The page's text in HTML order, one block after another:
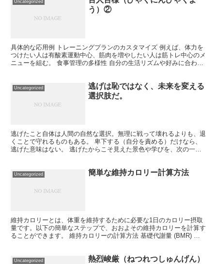
Uncategorized
う）②
具体的な応用例 トレーニングプランのカスタマイズ 例えば、体力を
つけたい人は有酸素運動中心、筋肉を増やしたい人は筋トレ中心のメ
ニューを組む。 食事管理の多様性 自分の生活リズムや好みに合わせ
Uncategorized
逃げは恥ではなく、未来を変える
選択肢だ。
逃げたこと自体は人間の自然な選択。無理に戦って壊れるよりも、退
くことで守れるものもある。 卑下する（自分を責める）だけなら、
逃げた意味はない。 逃げたからこそ見えた景色や学びを、次の一歩
Uncategorized 簡単な維持カロリー計算方法
維持カロリーとは、体重を維持するために必要な1日のカロリー摂取
量です。以下の簡単なステップで、おおよその維持カロリーを計算す
ることができます。 維持カロリーの計算方法 基礎代謝量 (BMR) の
Uncategorized
熱烈峻厳（ねつれつしゅんげん）